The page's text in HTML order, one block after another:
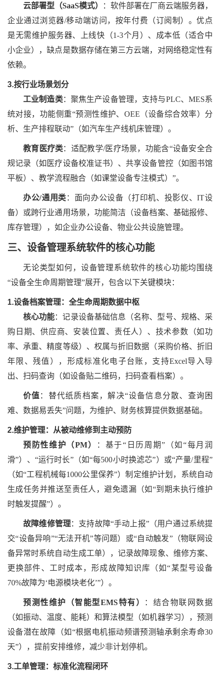
云部署型（SaaS模式）
：软件部署在厂商云端服务器，
企业通过浏览器/移动端访问，按年付费（订阅制）。优点
是无需维护服务器、上线快（1-3个月）、成本低（适合中
小企业），缺点是数据存储在第三方云端，对网络稳定性有
依赖。
3.按行业场景划分
工业制造类：聚焦生产设备管理，支持与PLC、MES系
统对接，功能侧重“预测性维护、OEE（设备综合效率）分
析、生产排程联动”（如汽车生产线机床管理）。
教育医疗类：适配教学/医疗场景，功能含“设备安全合
规记录（如医疗设备校准证书）、共享设备管控（如图书馆
平板）、教学流程融合（如课堂设备专注模式）”。
办公/通用类 ：面向办公设备（打印机、投影仪、IT设
备）或跨行业通用场景，功能简洁（设备档案、基础报修、
库存管理），如企业办公设备、物业公共设施管理。
三、 设备管理系统软件的核心功能
无论类型如何，设备管理系统软件的核心功能均围绕
“设备全生命周期管理”展开，包含以下关键模块：
1.设备档案管理：全生命周期数据中枢
核心功能：记录设备基础信息（名称、型号、规格、采
购日期、供应商、安装位置、责任人）、技术参数（如功
率、承重、精度等级）、权属与折旧数据（采购价格、折旧
年限、残值），形成标准化电子台账，支持Excel导入导
出、扫码查询（如设备贴二维码，扫码查看档案）。
价值 ：替代纸质档案，解决“设备信息分散、查询困
难、数据易丢失”问题，为维护、财务核算提供数据基础。
2.维护管理：从被动维修到主动预防
预防性维护（PM） ：基于“日历周期”（如“每月润
滑”）、“运行时长”（如“每500小时换滤芯”）或“产量/里程”
（如“工程机械每1000公里保养”）制定维护计划，系统自动
生成任务并推送至责任人，避免遗漏（如“到期未执行维护
时触发提醒”）。
故障维修管理：支持故障“手动上报”（用户通过系统提
交“设备异响”“无法开机”等问题）或“自动触发”（物联网设
备异常时系统自动生成工单），记录故障现象、维修方案、
更换部件、工时成本，形成故障知识库（如“某型号设备
70%故障为‘电源模块老化’”）。
预测性维护（智能型EMS特有）
：结合物联网数据
（如振动、温度、能耗）和算法模型（如机器学习），预测
设备潜在故障（如“根据电机振动频谱预测轴承剩余寿命30
天”），提前安排维修，减少非计划停机。
3.工单管理：标准化流程闭环